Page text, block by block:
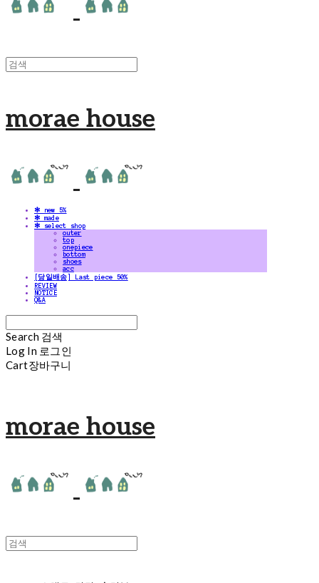
morae house
✻ new 5%
✻ made
✻ select shop
outer
top
onepiece
bottom
shoes
acc
[당일배송] Last piece 50%
REVIEW
NOTICE
Q&A
Search 검색
Log In 로그인
Cart장바구니
morae house